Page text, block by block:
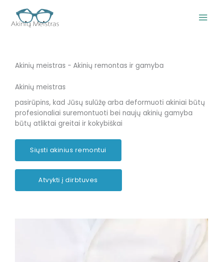
turinio
Akinių meistras - Akinių remontas ir gamyba
Akinių meistras
pasirūpins, kad Jūsų sulūžę arba deformuoti akiniai būtų
profesionaliai suremontuoti bei naujų akinių gamyba
būtų atliktai greitai ir kokybiškai
Siųsti akinius remontui
Atvykti į dirbtuves